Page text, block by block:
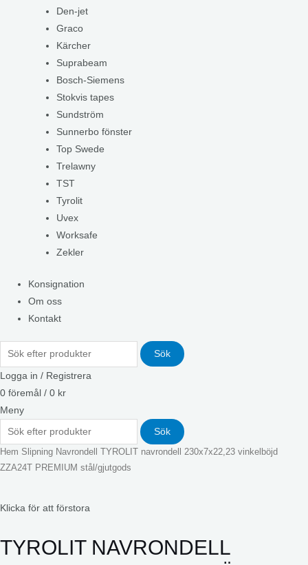
Den-jet
Graco
Kärcher
Suprabeam
Bosch-Siemens
Stokvis tapes
Sundström
Sunnerbo fönster
Top Swede
Trelawny
TST
Tyrolit
Uvex
Worksafe
Zekler
Konsignation
Om oss
Kontakt
Sök
Logga in / Registrera
0 föremål / 0 kr
Meny
Sök
Hem Slipning Navrondell
TYROLIT navrondell 230x7x22,23 vinkelböjd
ZZA24T PREMIUM stål/gjutgods
Klicka för att förstora
TYROLIT NAVRONDELL